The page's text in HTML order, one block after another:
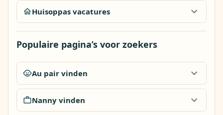
Huisoppas vacatures
Populaire pagina’s voor zoekers
Au pair vinden
Nanny vinden